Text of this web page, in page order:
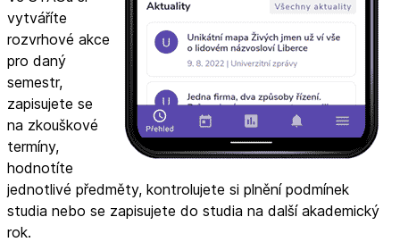
vytváříte
rozvrhové akce
pro daný
semestr,
zapisujete se
na zkouškové
termíny,
hodnotíte
jednotlivé předměty, kontrolujete si plnění podmínek
studia nebo se zapisujete do studia na další akademický
rok.